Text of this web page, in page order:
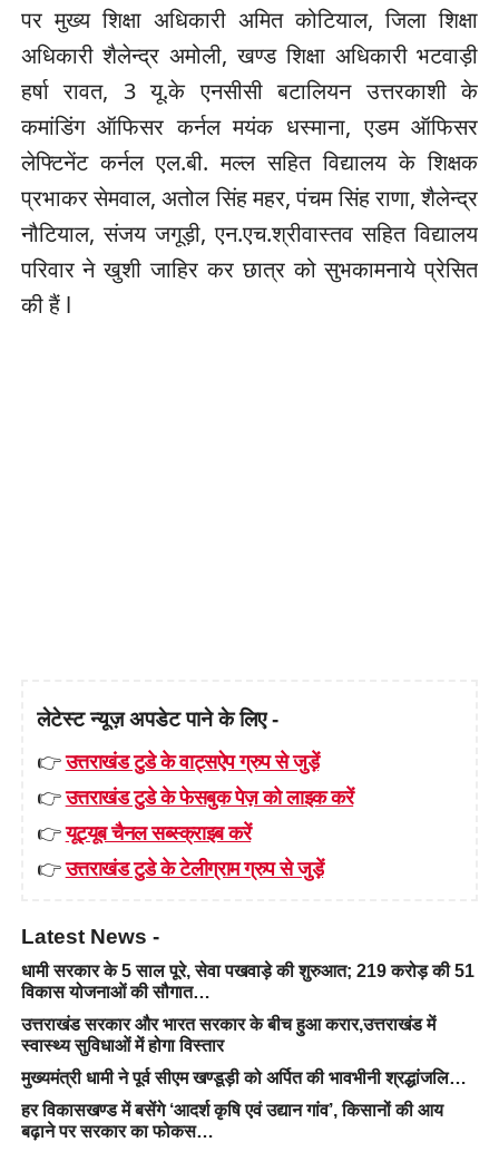
पर मुख्य शिक्षा अधिकारी अमित कोटियाल, जिला शिक्षा
अधिकारी शैलेन्द्र अमोली, खण्ड शिक्षा अधिकारी भटवाड़ी
हर्षा रावत, 3 यू.के एनसीसी बटालियन उत्तरकाशी के
कमांडिंग ऑफिसर कर्नल मयंक धस्माना, एडम ऑफिसर
लेफ्टिनेंट कर्नल एल.बी. मल्ल सहित विद्यालय के शिक्षक
प्रभाकर सेमवाल, अतोल सिंह महर, पंचम सिंह राणा, शैलेन्द्र
नौटियाल, संजय जगूड़ी, एन.एच.श्रीवास्तव सहित विद्यालय
परिवार ने खुशी जाहिर कर छात्र को सुभकामनाये प्रेसित
की हैं l
लेटेस्ट न्यूज़ अपडेट पाने के लिए -
👉उत्तराखंड टुडे के वाट्सऐप ग्रुप से जुड़ें
👉उत्तराखंड टुडे के फेसबुक पेज़ को लाइक करें
👉यूट्यूब चैनल सब्स्क्राइब करें
👉उत्तराखंड टुडे के टेलीग्राम ग्रुप से जुड़ें
Latest News -
धामी सरकार के 5 साल पूरे, सेवा पखवाड़े की शुरुआत; 219 करोड़ की 51
विकास योजनाओं की सौगात…
उत्तराखंड सरकार और भारत सरकार के बीच हुआ करार,उत्तराखंड में
स्वास्थ्य सुविधाओं में होगा विस्तार
मुख्यमंत्री धामी ने पूर्व सीएम खण्डूड़ी को अर्पित की भावभीनी श्रद्धांजलि…
हर विकासखण्ड में बसेंगे ‘आदर्श कृषि एवं उद्यान गांव’, किसानों की आय
बढ़ाने पर सरकार का फोकस…